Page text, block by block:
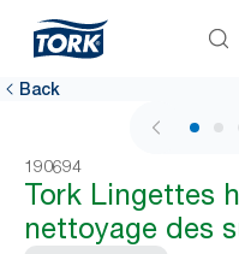
Back
190694
Tork Lingettes
nettoyage des